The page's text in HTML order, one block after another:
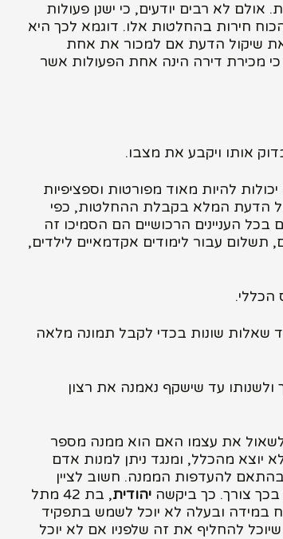
לא רבים יודעים, כי ישנן פעולות
חירות בהחלטות אלו. דוגמא לכך היא
את שיקול הדעת אם למכור את אחת
מכירת דירה הינה אחת הפעולות אשר
אותו ויקבע את מצבו.
להיות מאוד מפורטות וספציפיות
הדעת המלא בקבלת ההחלטות, כפי
בכל העניינים הרכושיים הם הסמיכו זה
עבור לימודים אקדמאיים לילדים,
הכללי.
שאלות שונות בכדי לקבל תמונה מלאה
עד שישקף נאמנה את רצון
את עצמו האם הוא ממנה מספר
יוצא מהכלל, ומנגד ניתן למנות אדם
להעדפות הממנה. חשוב לציין
צורך. כך ביקשה יהודית
, בת 42 מתל
במידה ובעלה לא יוכל לשמש בתפקיד
להחליף את זה שלפניו אם לא יוכל